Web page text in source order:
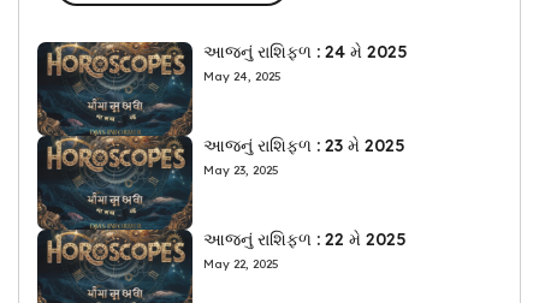
આજનું રાશિફળ : 24 મે 2025
May 24, 2025
આજનું રાશિફળ : 23 મે 2025
May 23, 2025
આજનું રાશિફળ : 22 મે 2025
May 22, 2025